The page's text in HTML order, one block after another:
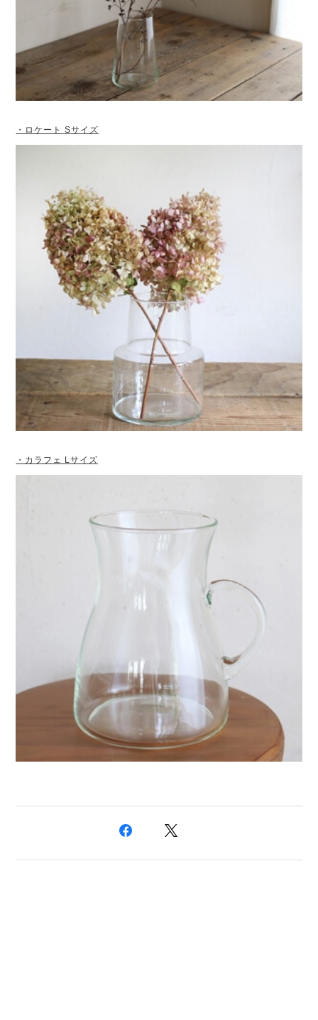
・ロケート Sサイズ
・カラフェ Lサイズ